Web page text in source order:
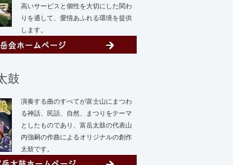
高いサービスと個性を大切にした関わ
りを通して、愛情あふれる環境を提供
します。
鼓
演奏する曲のすべてが富士山にまつわ
る神話、民話、自然、まつりをテーマ
としたものであり、富岳太鼓の代表山
内強嗣の作曲によるオリジナルの創作
太鼓です。